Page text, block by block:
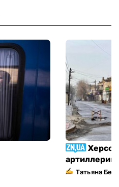
Татьяна